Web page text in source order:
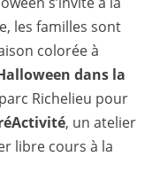
les familles sont
colorée à
dans la
Richelieu pour
, un atelier
libre cours à la